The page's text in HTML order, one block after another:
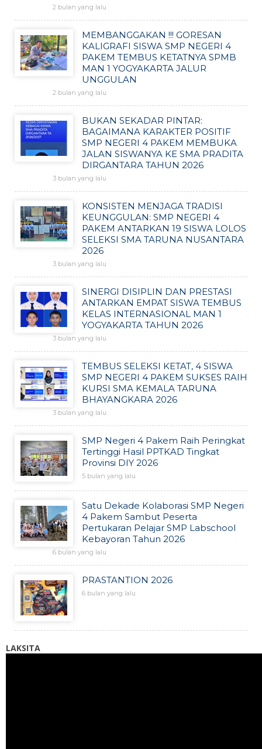
2 bulan yang lalu
MEMBANGGAKAN !!! GORESAN
KALIGRAFI SISWA SMP NEGERI 4
PAKEM TEMBUS KETATNYA SPMB
MAN 1 YOGYAKARTA JALUR
UNGGULAN
2 bulan yang lalu
BUKAN SEKADAR PINTAR:
BAGAIMANA KARAKTER POSITIF
SMP NEGERI 4 PAKEM MEMBUKA
JALAN SISWANYA KE SMA PRADITA
DIRGANTARA TAHUN 2026
3 bulan yang lalu
KONSISTEN MENJAGA TRADISI
KEUNGGULAN: SMP NEGERI 4
PAKEM ANTARKAN 19 SISWA LOLOS
SELEKSI SMA TARUNA NUSANTARA
2026
3 bulan yang lalu
SINERGI DISIPLIN DAN PRESTASI
ANTARKAN EMPAT SISWA TEMBUS
KELAS INTERNASIONAL MAN 1
YOGYAKARTA TAHUN 2026
3 bulan yang lalu
TEMBUS SELEKSI KETAT, 4 SISWA
SMP NEGERI 4 PAKEM SUKSES RAIH
KURSI SMA KEMALA TARUNA
BHAYANGKARA 2026
3 bulan yang lalu
SMP Negeri 4 Pakem Raih Peringkat
Tertinggi Hasil PPTKAD Tingkat
Provinsi DIY 2026
5 bulan yang lalu
Satu Dekade Kolaborasi SMP Negeri
4 Pakem Sambut Peserta
Pertukaran Pelajar SMP Labschool
Kebayoran Tahun 2026
6 bulan yang lalu
PRASTANTION 2026
6 bulan yang lalu
LAKSITA